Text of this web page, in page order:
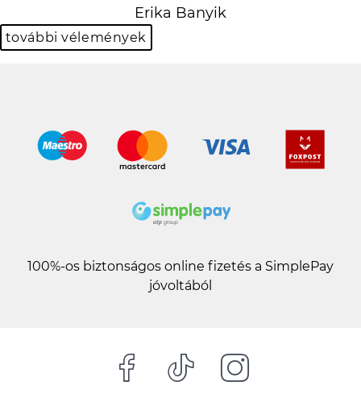
Erika Banyik
további vélemények
100%-os biztonságos online fizetés a SimplePay
jóvoltából